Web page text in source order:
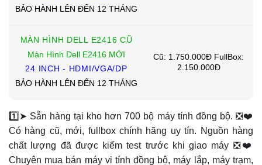
BẢO HÀNH LÊN ĐẾN 12 THÁNG
MÀN HÌNH DELL E2416 CŨ
Màn Hình Dell E2416 MỚI
24 INCH - HDMI/VGA/DP
BẢO HÀNH LÊN ĐẾN 12 THÁNG
Cũ: 1.750.000Đ FullBox:
2.150.000Đ
1️⃣➤ Sẵn hàng tại kho hơn 700 bộ máy tính đồng bộ. ❎❤️
Có hàng cũ, mới, fullbox chính hãng uy tín. Nguồn hàng
chất lượng đã được kiểm test trước khi giao máy ❎❤️
Chuyên mua bán máy vi tính đồng bộ, máy lắp, máy trạm,